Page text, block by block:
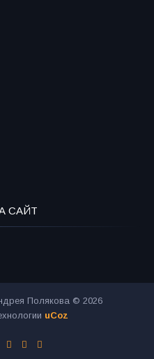
САЙТ
Полякова © 2026
uCoz